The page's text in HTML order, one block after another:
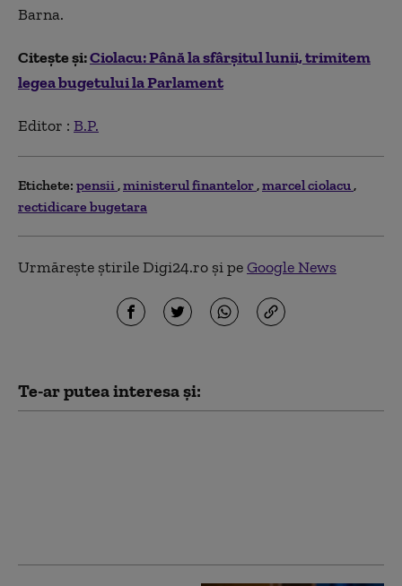
Barna.
Citește și:Ciolacu: Până la sfârşitul lunii, trimitem
legea bugetului la Parlament
Editor : B.P.
Etichete: pensii ministerul finantelor marcel ciolacu
rectidicare bugetara
Urmărește știrile Digi24.ro și peGoogle News
Te-ar putea interesa și: